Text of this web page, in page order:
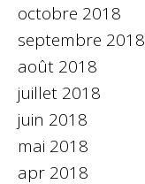
octobre 2018
septembre 2018
août 2018
juillet 2018
juin 2018
mai 2018
apr 2018